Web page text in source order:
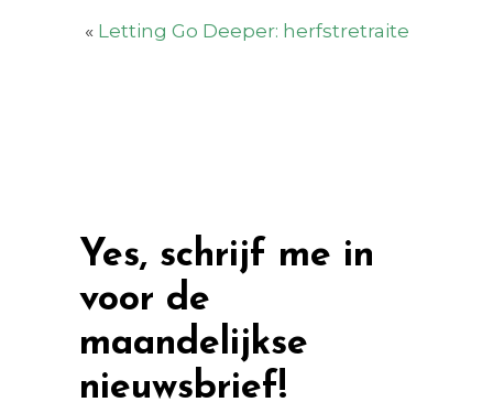
« Letting Go Deeper: herfstretraite
Yes, schrijf me in
voor de
maandelijkse
nieuwsbrief!